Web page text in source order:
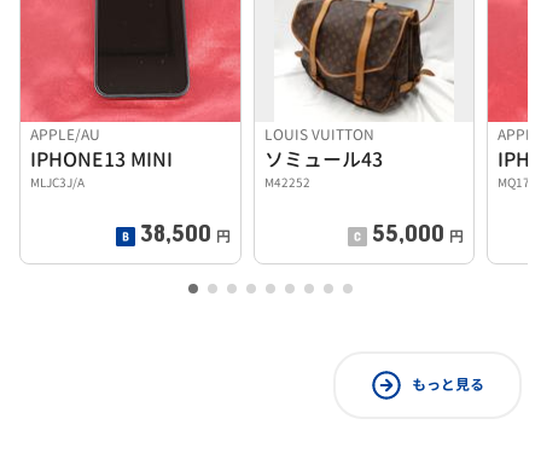
APPLE/AU
IPHONE13 MINI
MLJC3J/A
38,500 円
LOUIS VUITTON
ソミュール43
M42252
55,000 円
もっと見る